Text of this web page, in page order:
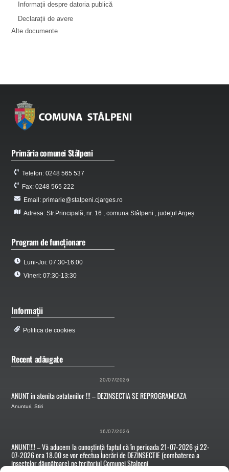
Informații despre datoria publică
Declarații de avere
Alte documente
Primăria comunei Stâlpeni
Telefon: 0248 565 537
Fax: 0248 565 222
Email: primarie@stalpeni.cjarges.ro
Adresa: Str.Principală, nr. 16 , comuna Stâlpeni , județul Argeș.
Program de funcționare
Luni-Joi: 07:30-16:00
Vineri: 07:30-13:30
Informații
Politica de cookies
Recent adăugate
20/07/2026
ANUNT in atenita cetatenilor !!! – DEZINSECTIA SE REPROGRAMEAZA
Anunturi ,Stiri
16/07/2026
ANUNT!!!! – Vă aducem la cunoștință faptul că în perioada 21-07-2026 și 22-
07-2026 ora 18.00 se vor efectua lucrări de DEZINSECTIE (combaterea a
insectelor dăunătoare) pe teritoriul Comunei Stalpeni